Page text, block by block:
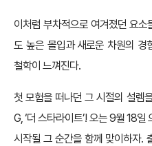
이처럼 부차적으로 여겨졌던 요
도 높은 몰입과 새로운 차원의 경
철학이 느껴진다.
첫 모험을 떠나던 그 시절의 설렘
G, ‘더 스타라이트’! 오는 9월 18일
시작될 그 순간을 함께 맞이하자.